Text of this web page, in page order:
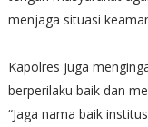
menjaga situasi
Kapolres juga
berperilaku baik dan
“Jaga nama baik